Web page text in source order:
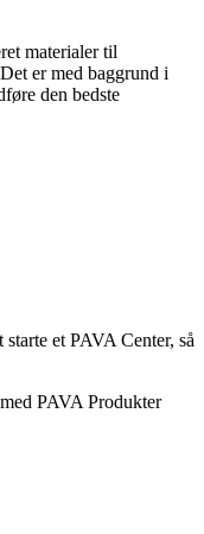
materialer til
Det er med baggrund i
den bedste
et PAVA Center, så
PAVA Produkter